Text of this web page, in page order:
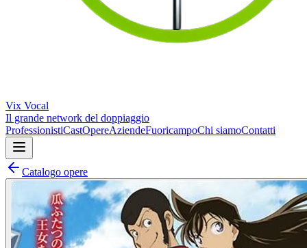
Vix Vocal
Il grande network del doppiaggio
ProfessionistiCastOpereAziendeFuoricampoChi siamoContatti
Catalogo opere